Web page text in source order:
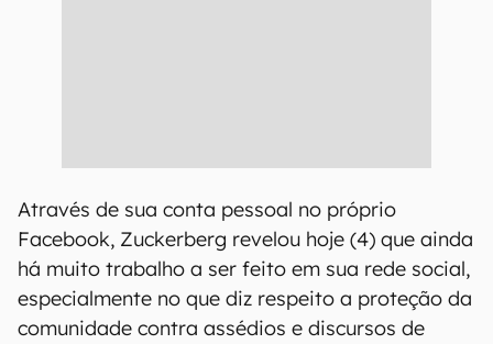
Através de sua conta pessoal no próprio
Facebook, Zuckerberg revelou hoje (4) que ainda
há muito trabalho a ser feito em sua rede social,
especialmente no que diz respeito a proteção da
comunidade contra assédios e discursos de